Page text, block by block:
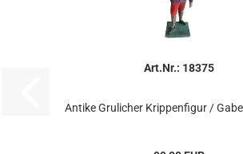
Art.Nr.: 18375
Antike Grulicher Krippenfigur /